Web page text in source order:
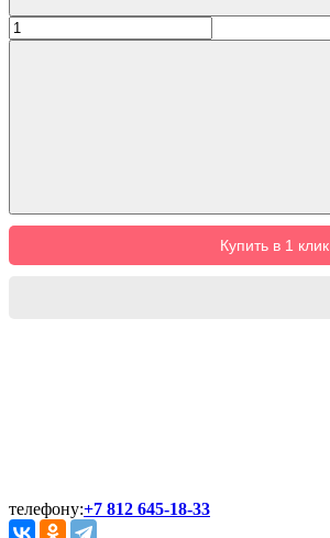
Купить в 1 клик
телефону:+7 812 645-18-33